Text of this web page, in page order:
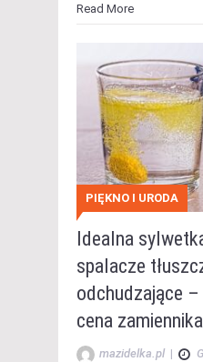
Read More
PIĘKNO I URODA
Idealna
spalacze
odchudzające
cena zamiennika
mazidelka.pl |